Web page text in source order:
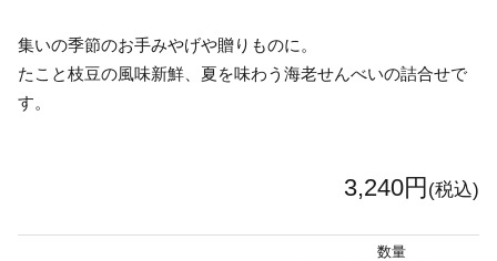
集いの季節のお手みやげや贈りものに。
たこと枝豆の風味新鮮、夏を味わう海老せんべいの詰合せで
す。
3,240円 (税込)
数量